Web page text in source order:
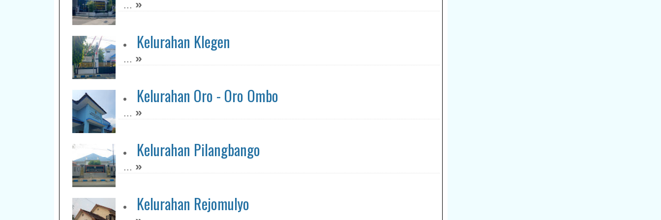
... »
Kelurahan Klegen
... »
Kelurahan Oro - Oro Ombo
... »
Kelurahan Pilangbango
... »
Kelurahan Rejomulyo